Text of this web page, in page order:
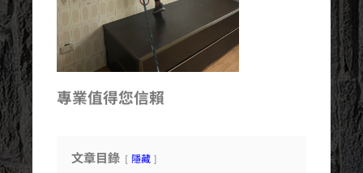
專業值得您信賴
文章目錄 隱藏